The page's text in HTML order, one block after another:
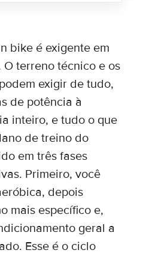
bike é exigente em
terreno técnico e os
exigir de tudo,
de potência à
inteiro, e tudo o que
de treino do
em três fases
Primeiro, você
depois
mais específico e,
geral a
Esse é o ciclo